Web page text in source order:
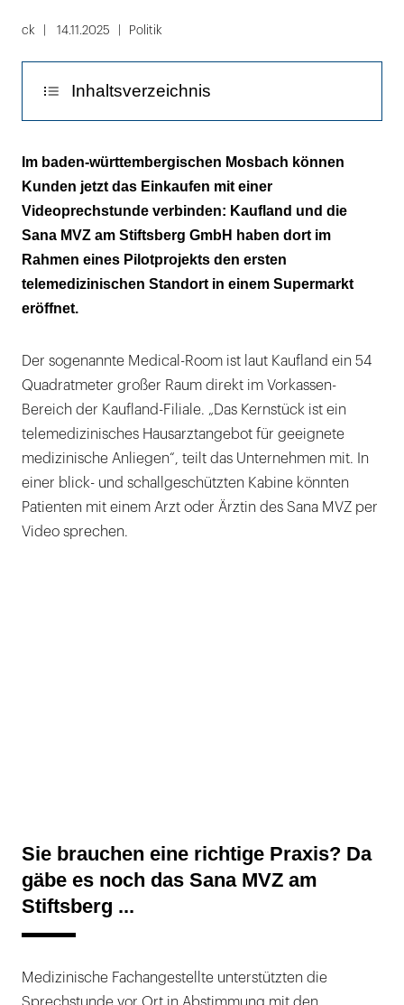
ck 14.11.2025 Politik
Inhaltsverzeichnis
Sie brauchen eine richtige Praxis? Da gäbe
es noch das Sana MVZ am Stiftsberg ...
Prävention für Selbstzahler
Im baden-württembergischen Mosbach können
Kunden jetzt das Einkaufen mit einer
Videoprechstunde verbinden: Kaufland und die
Sana MVZ am Stiftsberg GmbH haben dort im
Rahmen eines Pilotprojekts den ersten
telemedizinischen Standort in einem Supermarkt
eröffnet.
Der sogenannte Medical-Room ist laut Kaufland ein 54
Quadratmeter großer Raum direkt im Vorkassen-
Bereich der Kaufland-Filiale. „Das Kernstück ist ein
telemedizinisches Hausarztangebot für geeignete
medizinische Anliegen“, teilt das Unternehmen mit. In
einer blick- und schallgeschützten Kabine könnten
Patienten mit einem Arzt oder Ärztin des Sana MVZ per
Video sprechen.
Sie brauchen eine richtige Praxis? Da
gäbe es noch das Sana MVZ am
Stiftsberg ...
Medizinische Fachangestellte unterstützten die
Sprechstunde vor Ort in Abstimmung mit den